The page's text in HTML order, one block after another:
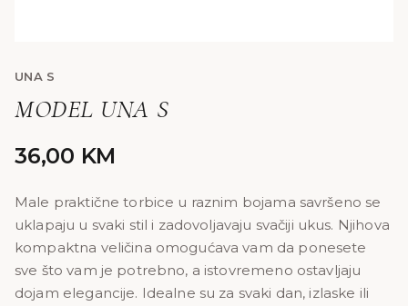
UNA S
MODEL UNA S
36,00 KM
Male praktične torbice u raznim bojama savršeno se
uklapaju u svaki stil i zadovoljavaju svačiji ukus. Njihova
kompaktna veličina omogućava vam da ponesete
sve što vam je potrebno, a istovremeno ostavljaju
dojam elegancije. Idealne su za svaki dan, izlaske ili